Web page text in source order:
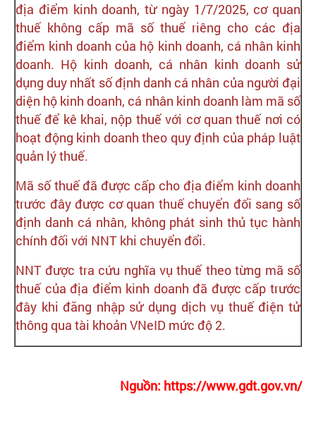
địa điểm kinh doanh, từ ngày 1/7/2025, cơ quan
thuế không cấp mã số thuế riêng cho các địa
điểm kinh doanh của hộ kinh doanh, cá nhân kinh
doanh. Hộ kinh doanh, cá nhân kinh doanh sử
dụng duy nhất số định danh cá nhân của người đại
diện hộ kinh doanh, cá nhân kinh doanh làm mã số
thuế để kê khai, nộp thuế với cơ quan thuế nơi có
hoạt động kinh doanh theo quy định của pháp luật
quản lý thuế.
Mã số thuế đã được cấp cho địa điểm kinh doanh
trước đây được cơ quan thuế chuyển đổi sang số
định danh cá nhân, không phát sinh thủ tục hành
chính đối với NNT khi chuyển đổi.
NNT được tra cứu nghĩa vụ thuế theo từng mã số
thuế của địa điểm kinh doanh đã được cấp trước
đây khi đăng nhập sử dụng dịch vụ thuế điện tử
thông qua tài khoản VNeID mức độ 2.
Nguồn: https://www.gdt.gov.vn/